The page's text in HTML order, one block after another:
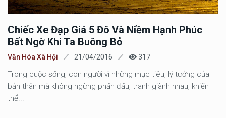
Chiếc Xe Đạp Giá 5 Đô Và Niềm Hạnh Phúc
Bất Ngờ Khi Ta Buông Bỏ
Văn Hóa Xã Hội 21/04/2016 317
Trong cuộc sống, con người vì những mục tiêu, lý tưởng của
bản thân mà không ngừng phấn đấu, tranh giành nhau, khiến
thể...